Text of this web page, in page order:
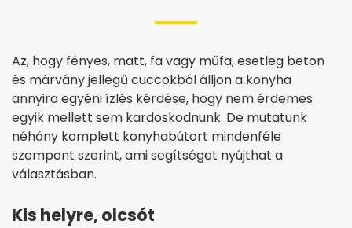
Az, hogy fényes, matt, fa vagy műfa, esetleg beton
és márvány jellegű cuccokból álljon a konyha
annyira egyéni ízlés kérdése, hogy nem érdemes
egyik mellett sem kardoskodnunk. De mutatunk
néhány komplett konyhabútort mindenféle
szempont szerint, ami segítséget nyújthat a
választásban.
Kis helyre, olcsót